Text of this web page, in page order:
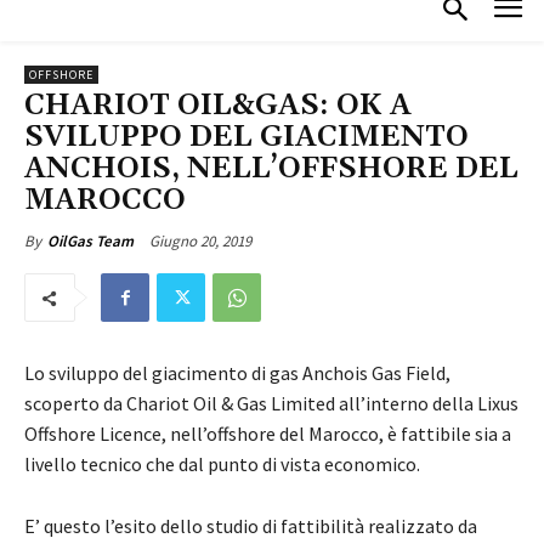
OFFSHORE
CHARIOT OIL&GAS: OK A
SVILUPPO DEL GIACIMENTO
ANCHOIS, NELL’OFFSHORE DEL
MAROCCO
By OilGas Team Giugno 20, 2019
Lo sviluppo del giacimento di gas Anchois Gas Field,
scoperto da Chariot Oil & Gas Limited all’interno della Lixus
Offshore Licence, nell’offshore del Marocco, è fattibile sia a
livello tecnico che dal punto di vista economico.
E’ questo l’esito dello studio di fattibilità realizzato da